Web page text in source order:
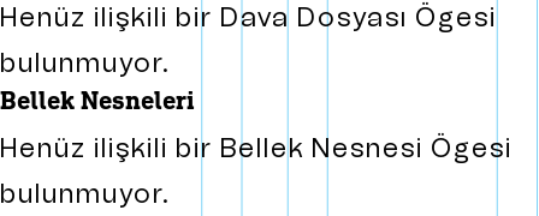
Henüz ilişkili bir Dava Dosyası Ögesi
bulunmuyor.
bellek nesneleri
Henüz ilişkili bir Bellek Nesnesi Ögesi
bulunmuyor.